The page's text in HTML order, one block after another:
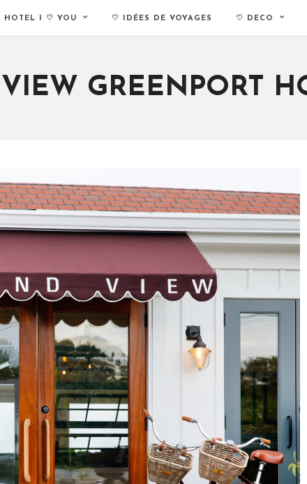
HOTEL I ♡ YOU ♡ IDÉES DE VOYAGES ♡ DECO
GREENPORT